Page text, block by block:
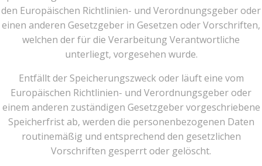
den Europäischen Richtlinien- und Verordnungsgeber oder
einen anderen Gesetzgeber in Gesetzen oder Vorschriften,
welchen der für die Verarbeitung Verantwortliche
unterliegt, vorgesehen wurde.
Entfällt der Speicherungszweck oder läuft eine vom
Europäischen Richtlinien- und Verordnungsgeber oder
einem anderen zuständigen Gesetzgeber vorgeschriebene
Speicherfrist ab, werden die personenbezogenen Daten
routinemäßig und entsprechend den gesetzlichen
Vorschriften gesperrt oder gelöscht.